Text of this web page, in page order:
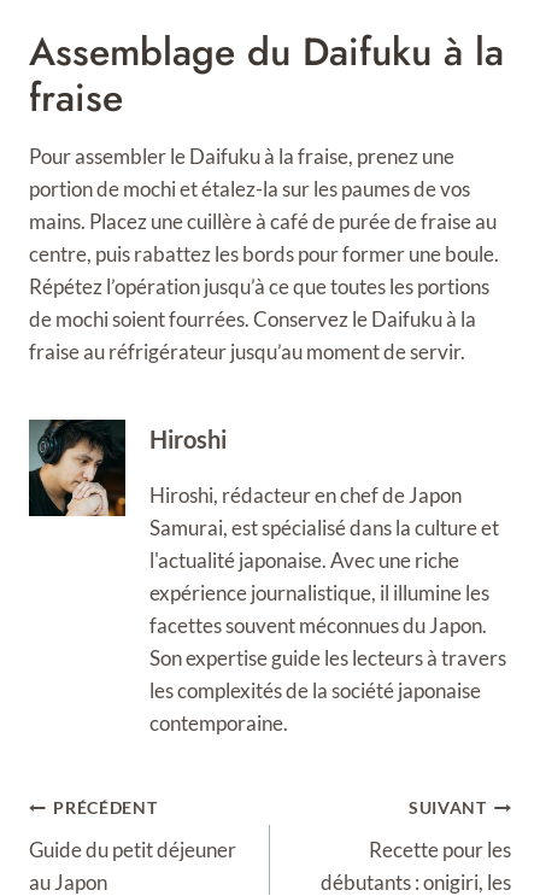
Assemblage du Daifuku à la
fraise
Pour assembler le Daifuku à la fraise, prenez une
portion de mochi et étalez-la sur les paumes de vos
mains. Placez une cuillère à café de purée de fraise au
centre, puis rabattez les bords pour former une boule.
Répétez l’opération jusqu’à ce que toutes les portions
de mochi soient fourrées. Conservez le Daifuku à la
fraise au réfrigérateur jusqu’au moment de servir.
Hiroshi
Hiroshi, rédacteur en chef de Japon
Samurai, est spécialisé dans la culture et
l'actualité japonaise. Avec une riche
expérience journalistique, il illumine les
facettes souvent méconnues du Japon.
Son expertise guide les lecteurs à travers
les complexités de la société japonaise
contemporaine.
Navigation
de
l’article
PRÉCÉDENT
Guide du petit déjeuner
au Japon
SUIVANT
Recette pour les
débutants : onigiri, les